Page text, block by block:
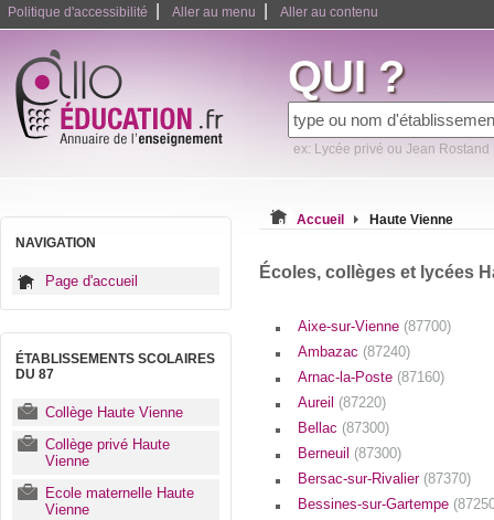
Politique d'accessibilité Aller au menu Aller au contenu
QUI ?
ex: Lycée privé ou Jean Rostand
NAVIGATION
Page d'accueil
ÉTABLISSEMENTS SCOLAIRES
DU 87
Collège Haute Vienne
Collège privé Haute
Vienne
Ecole maternelle Haute
Vienne
Accueil Haute Vienne
Écoles, collèges et lycées
Aixe-sur-Vienne (87700)
Ambazac (87240)
Arnac-la-Poste (87160)
Aureil (87220)
Bellac (87300)
Berneuil (87300)
Bersac-sur-Rivalier (87370)
Bessines-sur-Gartempe